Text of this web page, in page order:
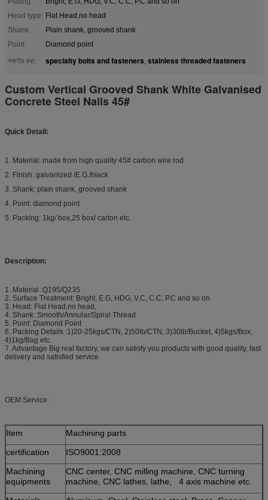
Head type: Flat Head,no head
Shank:
Plain shank, grooved shank
Point:
Diamond point
লক্ষণীয় করা:
specialty bolts and fasteners, stainless threaded fasteners
Custom Vertical Grooved Shank White Galvanised
Concrete Steel Nails 45#
Quick Detail:
1. Material: made from high quality 45# carbon wire rod
2. Finish: galvanized /E.G./black
3. Shank: plain shank, grooved shank
4. Point: diamond point
5. Packing: 1kg/ box,25 box/ carton etc.
Description:
1. Material :Q195/Q235
2. Surface Treatment: Bright, E.G, HDG, V.C, C.C, P.C and so on
3. Head: Flat Head,no head,
4. Shank: Smooth/Annular/Spiral Thread
5. Point: Diamond Point
6. Packing Details :1)20-25kgs/CTN, 2)50lb/CTN, 3)30lb/Bucket, 4)5kgs/Box,
4)1kg/Bag etc.
7. Advantage Big real factory, we can satisfy you products with good quality, fast
delivery and satisfied service
OEM Service:
Item
Machining parts
certification
ISO9001:2008
Machining
equipments
CNC center, CNC milling machine, CNC turning
machine, CNC lathes, lathe, 4 axis machine etc.